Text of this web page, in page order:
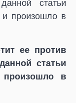
статьи
и произошло в
ее против
статьи
в